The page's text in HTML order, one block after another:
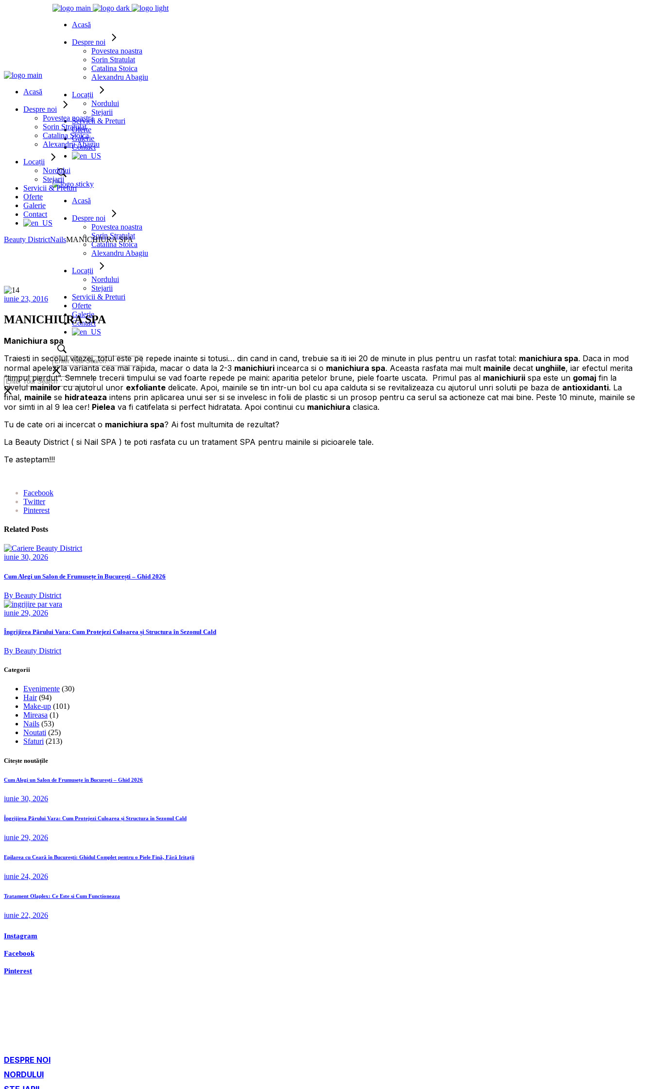
Acasă
Despre noi
Povestea noastra
Sorin Stratulat
Catalina Stoica
Alexandru Abagiu
Locații
Nordului
Stejarii
Servicii & Preturi
Oferte
Galerie
Contact
Acasă
Despre noi
Povestea noastra
Sorin Stratulat
Catalina Stoica
Alexandru Abagiu
Locații
Nordului
Stejarii
Servicii & Preturi
Oferte
Galerie
Contact
Acasă
Despre noi
Povestea noastra
Sorin Stratulat
Catalina Stoica
Alexandru Abagiu
Locații
Nordului
Stejarii
Servicii & Preturi
Oferte
Galerie
Contact
Beauty DistrictNailsMANICHIURA SPA
iunie 23, 2016
MANICHIURA SPA
Manichiura spa
Traiesti in secolul vitezei, totul este pe repede inainte si totusi… din cand in cand, trebuie sa iti iei 20 de minute in plus pentru un rasfat total: manichiura spa. Daca in mod
normal apelezi la varianta cea mai rapida, macar o data la 2-3 manichiuri incearca si o manichiura spa. Aceasta rasfata mai mult mainile decat unghiile, iar efectul merita
“timpul pierdut”. Semnele trecerii timpului se vad foarte repede pe maini: aparitia petelor brune, piele foarte uscata. Primul pas al manichiurii spa este un gomaj fin la
nivelulmainilorcu ajutorul unor exfoliante delicate. Apoi, mainile se tin intr-un bol cu apa calduta si se revitalizeaza cu ajutorul unri solutii pe baza de antioxidanti. La
final, mainile se hidrateaza intens prin aplicarea unui ser si se invelesc in folii de plastic si un prosop pentru ca serul sa actioneze cat mai bine. Peste 10 minute, mainile se
vor simti in al 9 lea cer! Pielea va fi catifelata si perfect hidratata. Apoi continui cu manichiura clasica.
Tu de cate ori ai incercat o manichiura spa? Ai fost multumita de rezultat?
La Beauty District ( si Nail SPA ) te poti rasfata cu un tratament SPA pentru mainile si picioarele tale.
Te asteptam!!!
Facebook
Twitter
Pinterest
Related Posts
iunie 30, 2026
Cum Alegi un Salon de Frumusețe în București – Ghid 2026
By Beauty District
iunie 29, 2026
Îngrijirea Părului Vara: Cum Protejezi Culoarea și Structura în Sezonul Cald
By Beauty District
Categorii
Evenimente (30)
Hair(94)
Make-up (101)
Mireasa (1)
Nails (53)
Noutati (25)
Sfaturi (213)
Citește noutățile
Cum Alegi un Salon de Frumusețe în București – Ghid 2026
iunie 30, 2026
Îngrijirea Părului Vara: Cum Protejezi Culoarea și Structura în Sezonul Cald
iunie 29, 2026
Epilarea cu Ceară în București: Ghidul Complet pentru o Piele Fină, Fără Iritații
iunie 24, 2026
Tratament Olaplex: Ce Este si Cum Functioneaza
iunie 22, 2026
Instagram
Facebook
Pinterest
DESPRE NOI
NORDULUI